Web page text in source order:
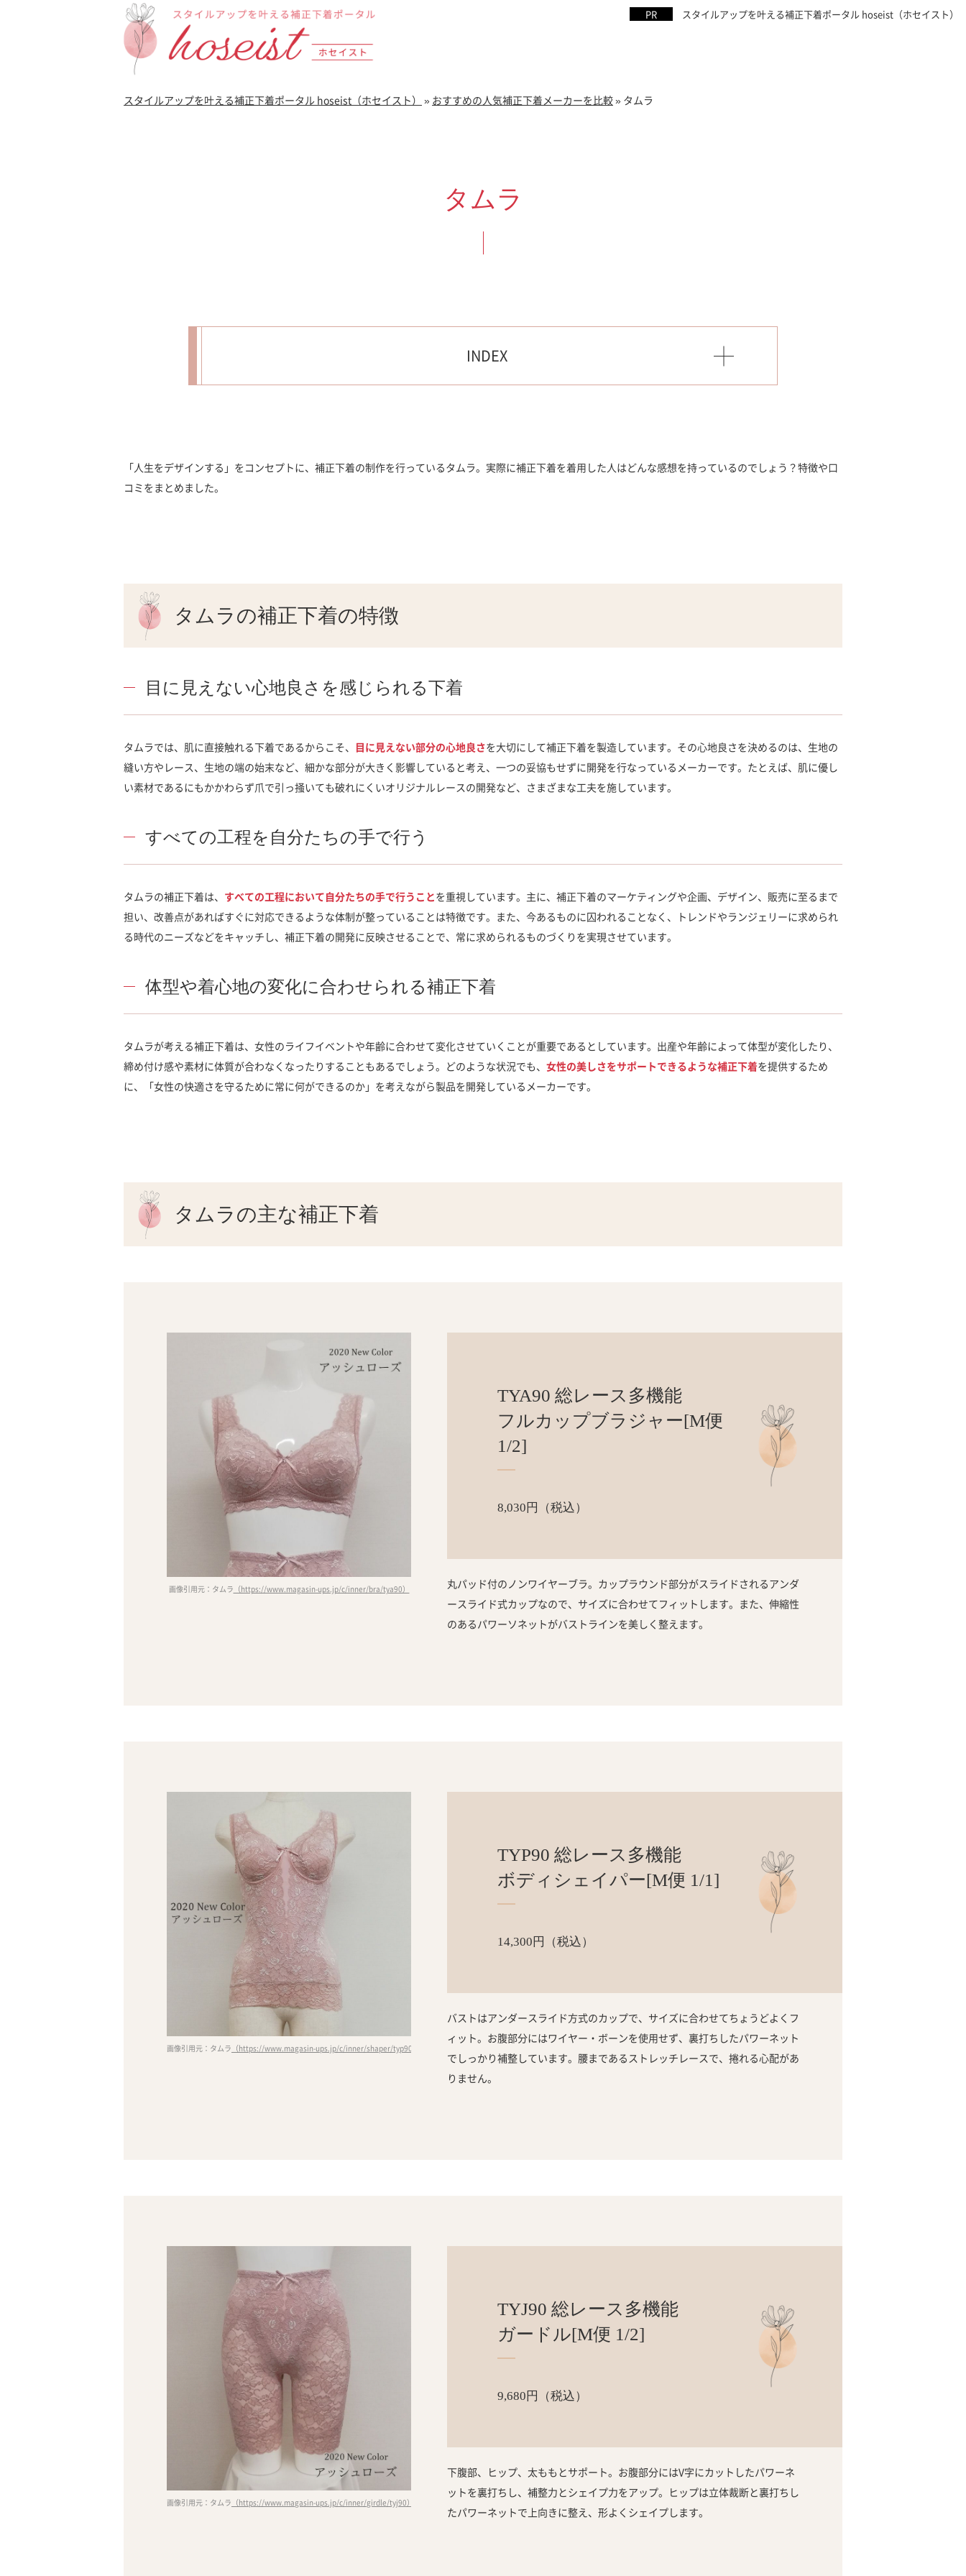
スタイルアップを叶える補正下着ポータル hoseist（ホセイスト）
スタイルアップを叶える補正下着ポータル hoseist（ホセイスト） » おすすめの人気補正下着メーカーを比較» タムラ
タムラ
INDEX
「人生をデザインする」をコンセプトに、補正下着の制作を行っているタムラ。実際に補正下着を着用した人はどんな感想を持っているのでしょう？特徴や口
コミをまとめました。
タムラの補正下着の特徴
目に見えない心地良さを感じられる下着
タムラでは、肌に直接触れる下着であるからこそ、 目に見えない部分の心地良さを大切にして補正下着を製造しています。その心地良さを決めるのは、生地の
縫い方やレース、生地の端の始末など、細かな部分が大きく影響していると考え、一つの妥協もせずに開発を行なっているメーカーです。たとえば、肌に優し
い素材であるにもかかわらず爪で引っ掻いても破れにくいオリジナルレースの開発など、さまざまな工夫を施しています。
すべての工程を自分たちの手で行う
タムラの補正下着は、 すべての工程において自分たちの手で行うことを重視しています。主に、補正下着のマーケティングや企画、デザイン、販売に至るまで
担い、改善点があればすぐに対応できるような体制が整っていることは特徴です。また、今あるものに囚われることなく、トレンドやランジェリーに求められ
る時代のニーズなどをキャッチし、補正下着の開発に反映させることで、常に求められるものづくりを実現させています。
体型や着心地の変化に合わせられる補正下着
タムラが考える補正下着は、女性のライフイベントや年齢に合わせて変化させていくことが重要であるとしています。出産や年齢によって体型が変化したり、
締め付け感や素材に体質が合わなくなったりすることもあるでしょう。どのような状況でも、 女性の美しさをサポートできるような補正下着を提供するため
に、「女性の快適さを守るために常に何ができるのか」を考えながら製品を開発しているメーカーです。
タムラの主な補正下着
画像引用元：タムラ （https://www.magasin-ups.jp/c/inner/bra/tya90）
TYA90 総レース多機能
フルカップブラジャー[M便
1/2]
8,030円（税込）
丸パッド付のノンワイヤーブラ。カップラウンド部分がスライドされるアンダ
ースライド式カップなので、サイズに合わせてフィットします。また、伸縮性
のあるパワーソネットがバストラインを美しく整えます。
画像引用元：タムラ （https://www.magasin-ups.jp/c/inner/shaper/typ90）
TYP90 総レース多機能
ボディシェイパー[M便 1/1]
14,300円（税込）
バストはアンダースライド方式のカップで、サイズに合わせてちょうどよくフ
ィット。お腹部分にはワイヤー・ボーンを使用せず、裏打ちしたパワーネット
でしっかり補整しています。腰まであるストレッチレースで、捲れる心配があ
りません。
画像引用元：タムラ （https://www.magasin-ups.jp/c/inner/girdle/tyj90）
TYJ90 総レース多機能
ガードル[M便 1/2]
9,680円（税込）
下腹部、ヒップ、太ももとサポート。お腹部分にはV字にカットしたパワーネ
ットを裏打ちし、補整力とシェイプ力をアップ。ヒップは立体裁断と裏打ちし
たパワーネットで上向きに整え、形よくシェイプします。